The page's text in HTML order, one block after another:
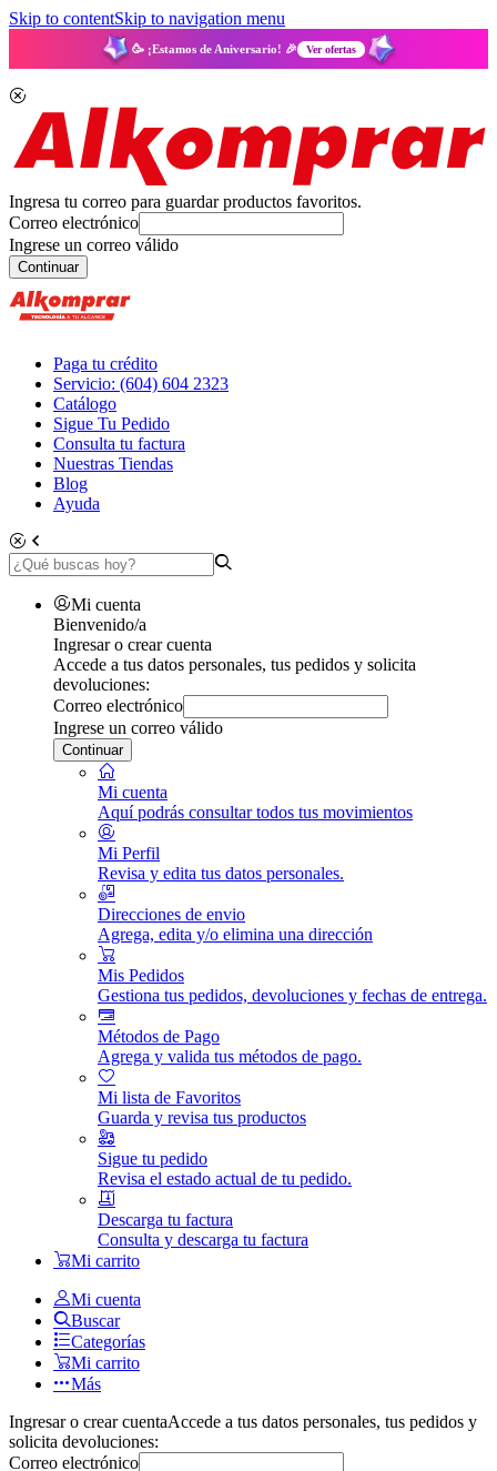
Skip to contentSkip to navigation menu
🥳 ¡Estamos de Aniversario! 🎉 Ver ofertas
Ingresa tu correo para guardar productos favoritos.
Correo electrónico
Ingrese un correo válido
Continuar
Paga tu crédito
Servicio: (604) 604 2323
Catálogo
Sigue Tu Pedido
Consulta tu factura
Nuestras Tiendas
Blog
Ayuda
Mi cuenta
Bienvenido/a
Ingresar o crear cuenta
Accede a tus datos personales, tus pedidos y solicita
devoluciones:
Correo electrónico
Ingrese un correo válido
Continuar
Mi cuenta
Aquí podrás consultar todos tus movimientos
Mi Perfil
Revisa y edita tus datos personales.
Direcciones de envio
Agrega, edita y/o elimina una dirección
Mis Pedidos
Gestiona tus pedidos, devoluciones y fechas de entrega.
Métodos de Pago
Agrega y valida tus métodos de pago.
Mi lista de Favoritos
Guarda y revisa tus productos
Sigue tu pedido
Revisa el estado actual de tu pedido.
Descarga tu factura
Consulta y descarga tu factura
Mi carrito
Mi cuenta
Buscar
Categorías
Mi carrito
Más
Ingresar o crear cuentaAccede a tus datos personales, tus pedidos y
solicita devoluciones:
Correo electrónico